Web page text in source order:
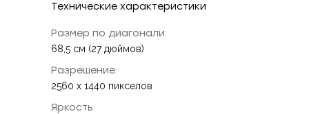
Технические характеристики
Размер по диагонали:
68,5 см (27 дюймов)
Разрешение:
2560 x 1440 пикселов
Яркость: